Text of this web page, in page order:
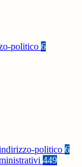
politico 6
politico 6
449